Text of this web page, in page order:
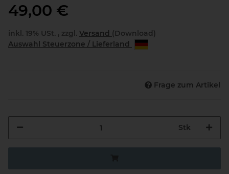
49,00 €
inkl. 19% USt. , zzgl. Versand (Download)
Auswahl Steuerzone / Lieferland
Frage zum Artikel
Stk